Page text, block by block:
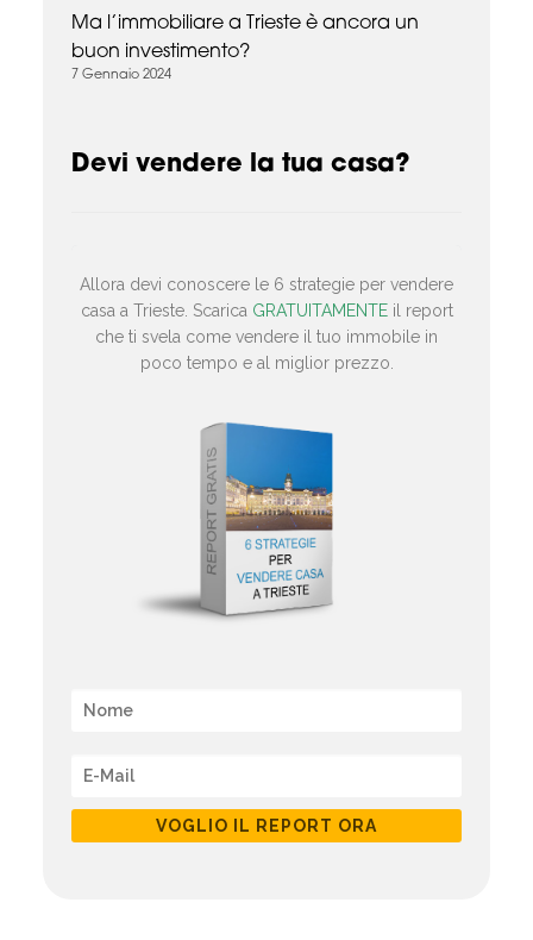
Ma l’immobiliare a Trieste è ancora un
buon investimento?
7 Gennaio 2024
Devi vendere la tua casa?
Allora devi conoscere le 6 strategie per vendere
casa a Trieste. Scarica GRATUITAMENTEil report
che ti svela come vendere il tuo immobile in
poco tempo e al miglior prezzo.
VOGLIO IL REPORT ORA